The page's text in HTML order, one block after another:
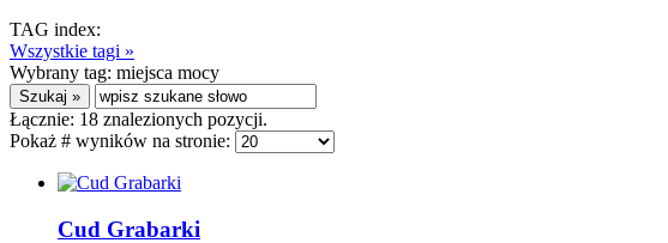
TAG index:
Wszystkie tagi »
Wybrany tag: miejsca mocy
Łącznie: 18 znalezionych pozycji.
Pokaż # wyników na stronie:
Cud Grabarki